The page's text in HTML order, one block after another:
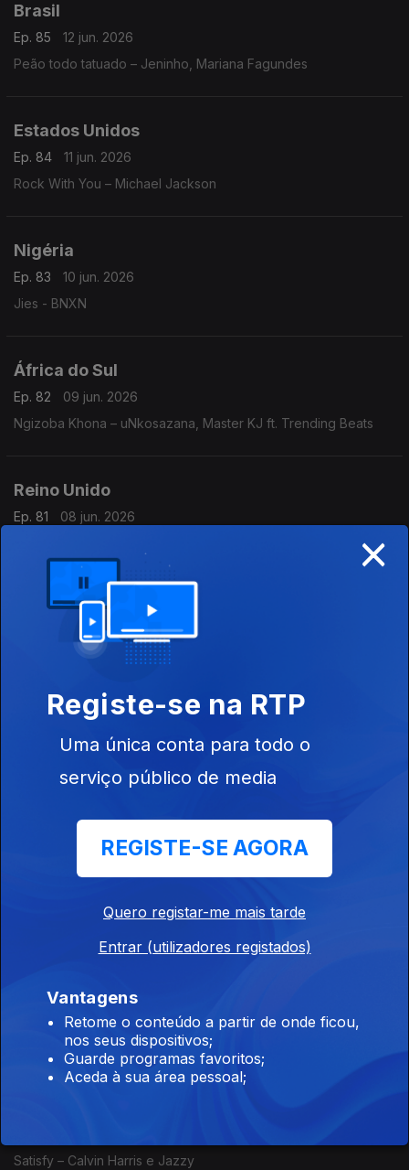
Brasil
Ep. 85
12 jun. 2026
Peão todo tatuado – Jeninho, Mariana Fagundes
Estados Unidos
Ep. 84
11 jun. 2026
Rock With You – Michael Jackson
Nigéria
Ep. 83
10 jun. 2026
Jies - BNXN
África do Sul
Ep. 82
09 jun. 2026
Ngizoba Khona – uNkosazana, Master KJ ft. Trending Beats
Reino Unido
Ep. 81
08 jun. 2026
Brasil
29 mai. 2026
Bemba – Anitta, Luedji Luna
28 mai. 2026
Noble - F3miii
27 mai. 2026
Ep. 77
26 mai. 2026
Skhethe – Babethe Gashoazen e Nova SA Style ft Weboy,
Caeser e DJ Janisto
Satisfy – Calvin Harris e Jazzy
×
Registe-se na RTP
Uma única conta para todo o
serviço público de media
REGISTE-SE AGORA
Quero registar-me mais tarde
Entrar (utilizadores registados)
Vantagens
Retome o conteúdo a partir de onde ficou,
nos seus dispositivos;
Guarde programas favoritos;
Aceda à sua área pessoal;